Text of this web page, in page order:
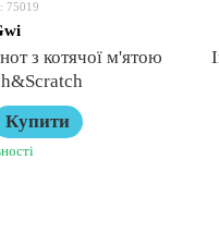
75019
з котячої м'ятою
Купити